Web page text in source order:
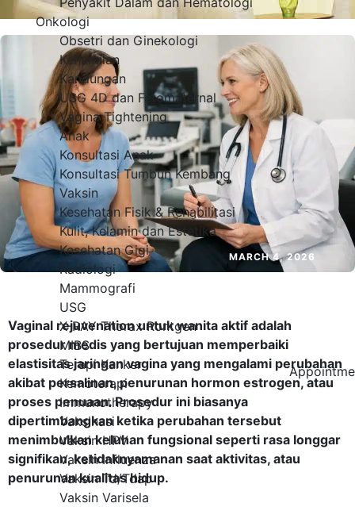
Onkologi
Obsetri dan Ginekologi
Kehamilan
Kandungan
USG 4D dan Fetomaternal
Vagina Tightening
Anak
Konsultasi Anak
Konsultasi Tumbuh Kembang
Vaksin
Kesehatan Fisik & Rehabilitasi
Kulit, Kelamin dan Estetika
Kesehatan Gigi
Radiologi
Mammografi
USG
X-RAY Thorax Rontgen
MIBS
Terapi Kanker
Kemoterapi
Immunotherapy
Vaksinasi
Vaksin HPV
Vaksin Influenza
Vaksin Td/Tdap
Vaksin Varisela
MARCH 4, 2026
Vaginal rejuvenation untuk wanita aktif adalah
prosedur medis yang bertujuan memperbaiki
elastisitas jaringan vagina yang mengalami perubahan
akibat persalinan, penurunan hormon estrogen, atau
proses penuaan. Prosedur ini biasanya
dipertimbangkan ketika perubahan tersebut
menimbulkan keluhan fungsional seperti rasa longgar
signifikan, ketidaknyamanan saat aktivitas, atau
penurunan kualitas hidup.